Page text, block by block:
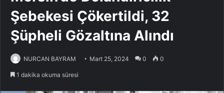
Şebekesi Çökertildi, 32
Şüpheli Gözaltına Alındı
NURCAN BAYRAM Mart 25, 2024 0 0
1 dakika okuma süresi